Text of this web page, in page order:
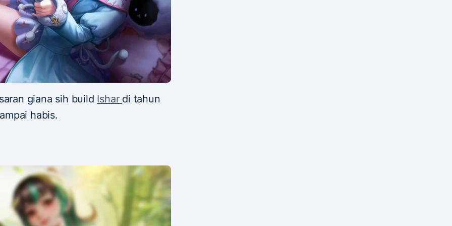
giana sih build Ishar di tahun
habis.